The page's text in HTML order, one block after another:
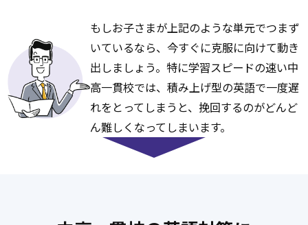
もしお子さまが上記のような単元でつまず
いているなら、今すぐに克服に向けて動き
出しましょう。特に学習スピードの速い中
高一貫校では、積み上げ型の英語で一度遅
れをとってしまうと、挽回するのがどんど
ん難しくなってしまいます。